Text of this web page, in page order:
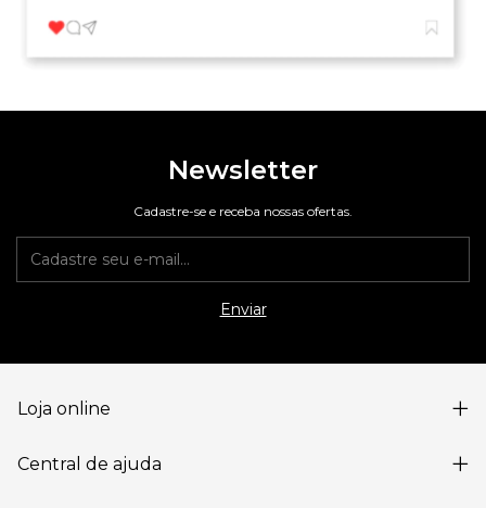
Newsletter
Cadastre-se e receba nossas ofertas.
Loja online
Central de ajuda